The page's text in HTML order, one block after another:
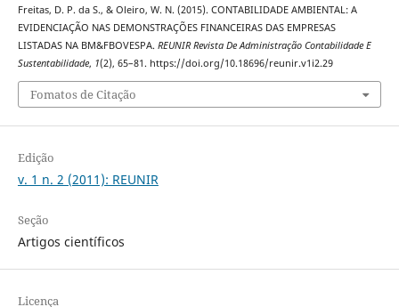
Freitas, D. P. da S., & Oleiro, W. N. (2015). CONTABILIDADE AMBIENTAL: A
EVIDENCIAÇÃO NAS DEMONSTRAÇÕES FINANCEIRAS DAS EMPRESAS
LISTADAS NA BM&FBOVESPA. REUNIR Revista De Administração Contabilidade E
Sustentabilidade, 1(2), 65–81. https://doi.org/10.18696/reunir.v1i2.29
Fomatos de Citação
Edição
v. 1 n. 2 (2011): REUNIR
Seção
Artigos científicos
Licença